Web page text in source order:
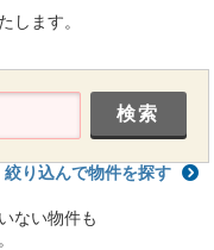
します。
絞り込んで物件を探す
ない物件も